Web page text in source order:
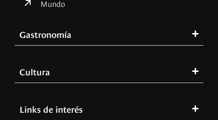
Mundo
Gastronomía
Cultura
Links de interés